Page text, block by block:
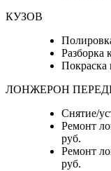
КУЗОВ
Разборка
Покраска
ЛОНЖЕРОН
Снятие/
Ремонт
руб.
Ремонт
руб.